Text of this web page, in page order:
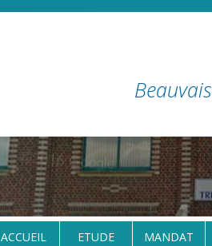
ACCUEIL ETUDE MANDAT